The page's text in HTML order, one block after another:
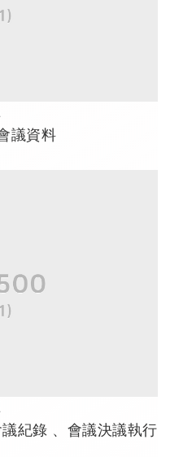
議資料
紀錄 、會議決議執行